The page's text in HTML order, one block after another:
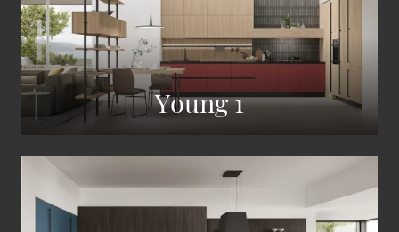
Young 1